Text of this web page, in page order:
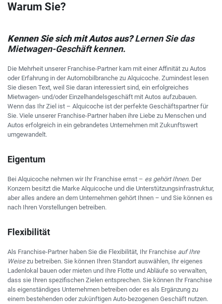
Warum Sie?
Kennen Sie sich mit Autos aus?Lernen Sie das
Mietwagen-Geschäft kennen.
Die Mehrheit unserer Franchise-Partner kam mit einer Affinität zu Autos
oder Erfahrung in der Automobilbranche zu Alquicoche. Zumindest lesen
Sie diesen Text, weil Sie daran interessiert sind, ein erfolgreiches
Mietwagen- und/oder Einzelhandelsgeschäft mit Autos aufzubauen.
Wenn das Ihr Ziel ist – Alquicoche ist der perfekte Geschäftspartner für
Sie. Viele unserer Franchise-Partner haben ihre Liebe zu Menschen und
Autos erfolgreich in ein gebrandetes Unternehmen mit Zukunftswert
umgewandelt.
Eigentum
Bei Alquicoche nehmen wir Ihr Franchise ernst – es gehört Ihnen. Der
Konzern besitzt die Marke Alquicoche und die Unterstützungsinfrastruktur,
aber alles andere an dem Unternehmen gehört Ihnen – und Sie können es
nach Ihren Vorstellungen betreiben.
Flexibilität
Als Franchise-Partner haben Sie die Flexibilität, Ihr Franchise auf Ihre
Weisezu betreiben. Sie können Ihren Standort auswählen, Ihr eigenes
Ladenlokal bauen oder mieten und Ihre Flotte und Abläufe so verwalten,
dass sie Ihren spezifischen Zielen entsprechen. Sie können Ihr Franchise
als eigenständiges Unternehmen betreiben oder es als Ergänzung zu
einem bestehenden oder zukünftigen Auto-bezogenen Geschäft nutzen.